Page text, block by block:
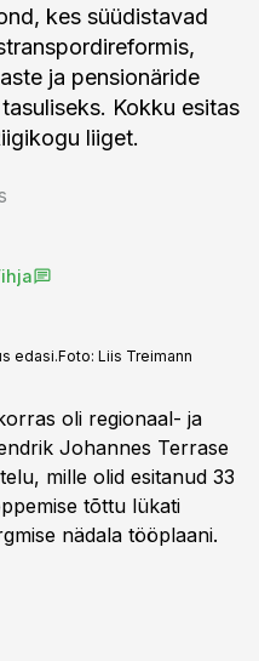
kes süüdistavad
ja pensionäride
Kokku esitas
liiget.
edasi.Foto: Liis Treimann
oli regionaal- ja
Johannes Terrase
mille olid esitanud 33
tõttu lükati
nädala tööplaani.